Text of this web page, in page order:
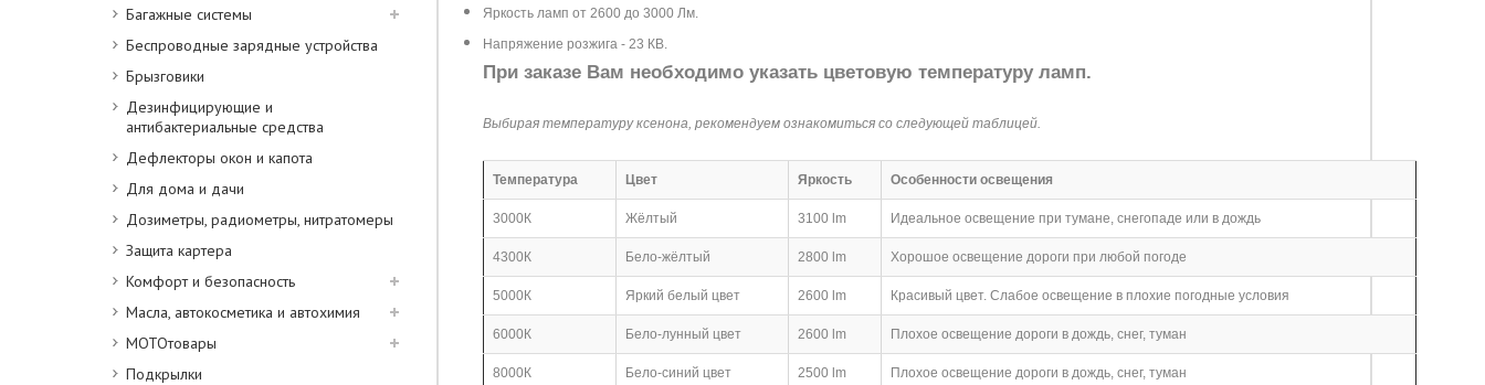
Багажные системы
Беспроводные зарядные устройства
Брызговики
Дезинфицирующие и
антибактериальные средства
Дефлекторы окон и капота
Для дома и дачи
Дозиметры, радиометры, нитратомеры
Защита картера
Комфорт и безопасность
Масла, автокосметика и автохимия
МОТОтовары
Подкрылки
Яркость ламп от 2600 до 3000 Лм.
Напряжение розжига - 23 КВ.
При заказе Вам необходимо указать цветовую температуру ламп.
Выбирая температуру ксенона, рекомендуем ознакомиться со следующей таблицей.
Температура Цвет Яркость Особенности освещения
3000К Жёлтый 3100 lm Идеальное освещение при тумане, снегопаде или в дождь
4300К Бело-жёлтый 2800 lm Хорошое освещение дороги при любой погоде
5000К Яркий белый цвет 2600 lm Красивый цвет. Слабое освещение в плохие погодные условия
6000К Бело-лунный цвет 2600 lm Плохое освещение дороги в дождь, снег, туман
8000К Бело-синий цвет 2500 lm Плохое освещение дороги в дождь, снег, туман